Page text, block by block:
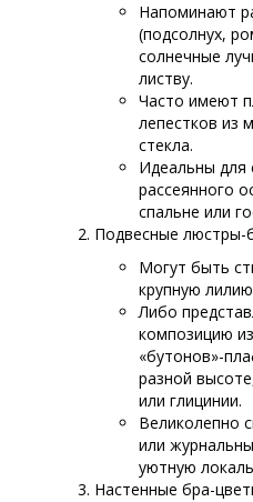
Напоминают
(подсолнух,
солнечные
листву.
Часто имеют
лепестков из
стекла.
Идеальны для
рассеянного
спальне или
Подвесные люстры-
Могут быть
крупную
Либо
композицию
«бутонов»-
разной
или глицинии.
Великолепно
или
уютную
Настенные бра-